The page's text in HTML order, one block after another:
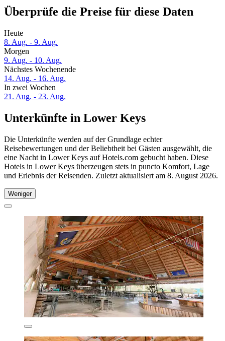
Überprüfe die Preise für diese Daten
Heute
8. Aug. - 9. Aug.
Morgen
9. Aug. - 10. Aug.
Nächstes Wochenende
14. Aug. - 16. Aug.
In zwei Wochen
21. Aug. - 23. Aug.
Unterkünfte in Lower Keys
Die Unterkünfte werden auf der Grundlage echter
Reisebewertungen und der Beliebtheit bei Gästen ausgewählt, die
eine Nacht in Lower Keys auf Hotels.com gebucht haben. Diese
Hotels in Lower Keys überzeugen stets in puncto Komfort, Lage
und Erlebnis der Reisenden. Zuletzt aktualisiert am 8. August 2026.
Weniger